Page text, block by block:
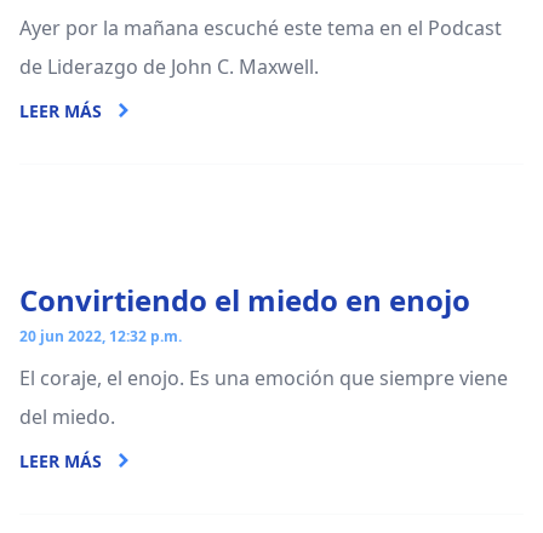
Ayer por la mañana escuché este tema en el Podcast
de Liderazgo de John C. Maxwell.
LEER MÁS
Convirtiendo el miedo en enojo
20 jun 2022, 12:32 p.m.
El coraje, el enojo. Es una emoción que siempre viene
del miedo.
LEER MÁS